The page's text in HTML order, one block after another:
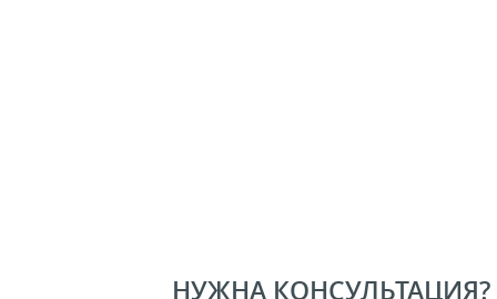
НУЖНА КОНСУЛЬТАЦИЯ?